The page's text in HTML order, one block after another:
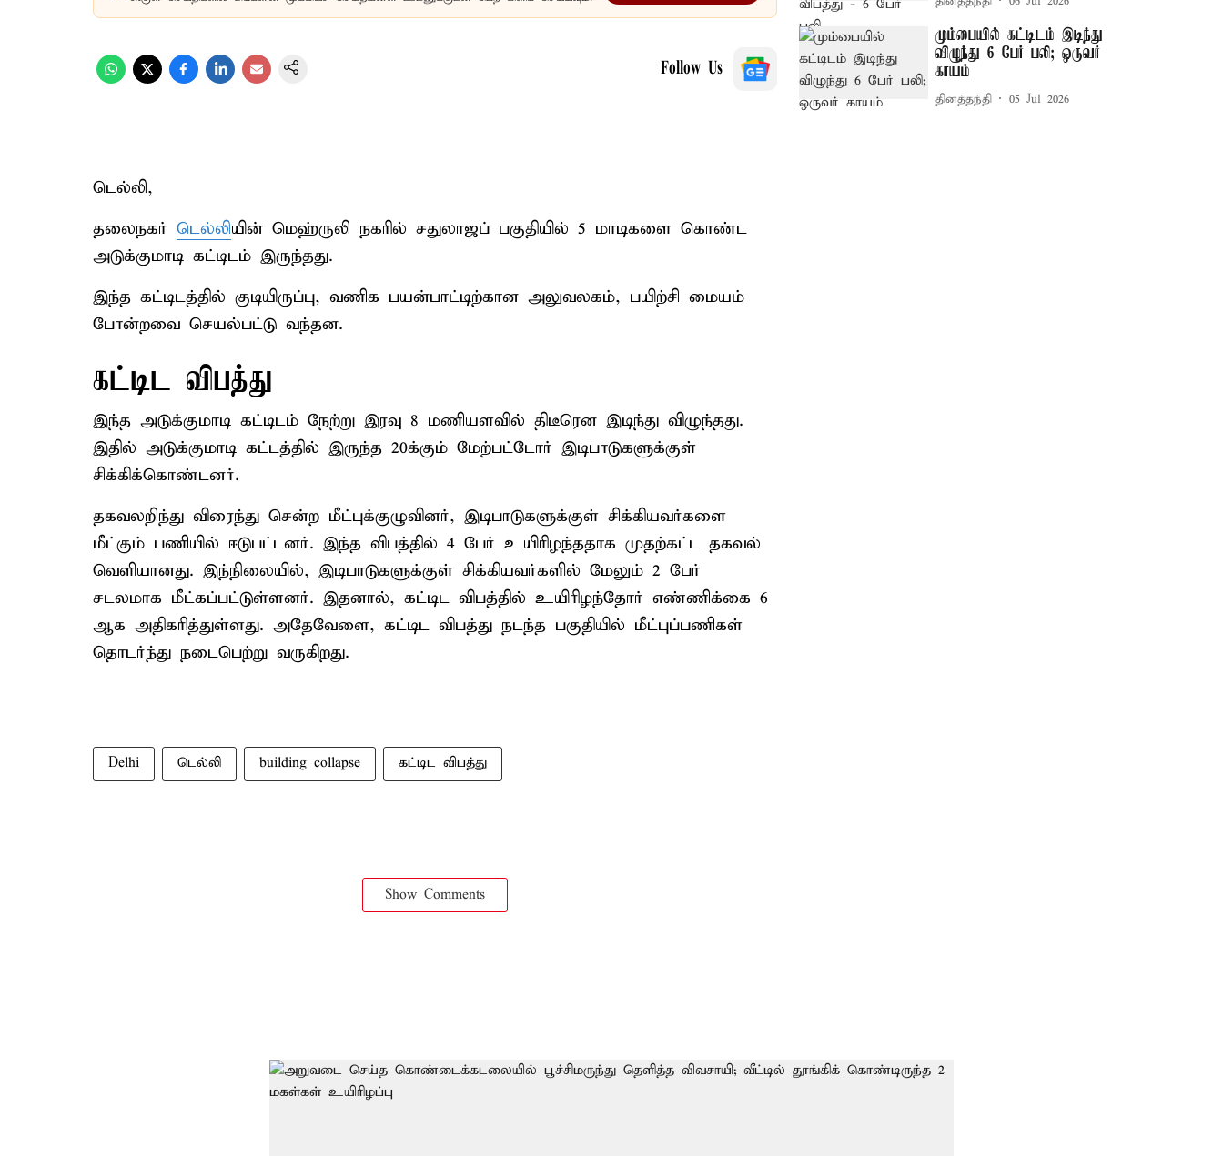
Follow Us
டெல்லி,
தலைநகர் டெல்லியின் மெஹ்ருலி நகரில் சதுலாஜப் பகுதியில் 5 மாடிகளை கொண்ட
அடுக்குமாடி கட்டிடம் இருந்தது.
இந்த கட்டிடத்தில் குடியிருப்பு, வணிக பயன்பாட்டிற்கான அலுவலகம், பயிற்சி மையம்
போன்றவை செயல்பட்டு வந்தன.
கட்டிட விபத்து
இந்த அடுக்குமாடி கட்டிடம் நேற்று இரவு 8 மணியளவில் திடீரென இடிந்து விழுந்தது.
இதில் அடுக்குமாடி கட்டத்தில் இருந்த 20க்கும் மேற்பட்டோர் இடிபாடுகளுக்குள்
சிக்கிக்கொண்டனர்.
தகவலறிந்து விரைந்து சென்ற மீட்புக்குழுவினர், இடிபாடுகளுக்குள் சிக்கியவர்களை
மீட்கும் பணியில் ஈடுபட்டனர். இந்த விபத்தில் 4 பேர் உயிரிழந்ததாக முதற்கட்ட தகவல்
வெளியானது. இந்நிலையில், இடிபாடுகளுக்குள் சிக்கியவர்களில் மேலும் 2 பேர்
சடலமாக மீட்கப்பட்டுள்ளனர். இதனால், கட்டிட விபத்தில் உயிரிழந்தோர் எண்ணிக்கை 6
ஆக அதிகரித்துள்ளது. அதேவேளை, கட்டிட விபத்து நடந்த பகுதியில் மீட்புப்பணிகள்
தொடர்ந்து நடைபெற்று வருகிறது.
Delhi டெல்லி building collapse கட்டிட விபத்து
Show Comments
மும்பையில் கட்டிடம் இடிந்து
விழுந்து 6 பேர் பலி; ஒருவர்
காயம்
தினத்தந்தி 05 Jul 2026